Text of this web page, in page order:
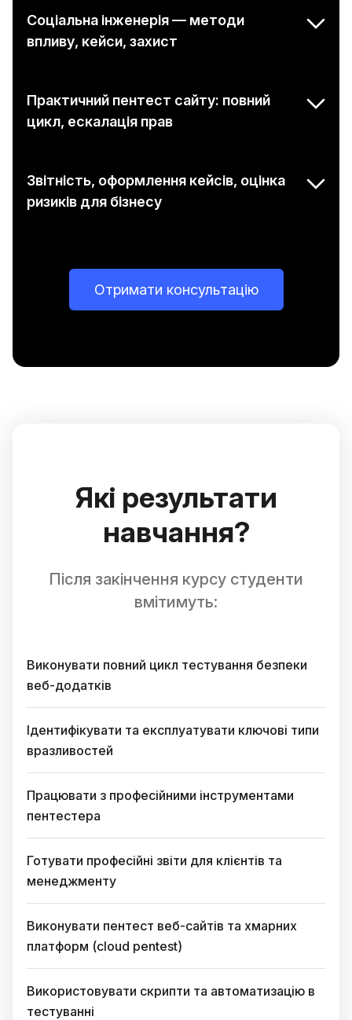
Соціальна інженерія — методи
впливу, кейси, захист
Практичний пентест сайту: повний
цикл, ескалація прав
Звітність, оформлення кейсів, оцінка
ризиків для бізнесу
Отримати консультацію
Які результати
навчання?
Після закінчення курсу студенти
вмітимуть:
Виконувати повний цикл тестування безпеки
веб-додатків
Ідентифікувати та експлуатувати ключові типи
вразливостей
Працювати з професійними інструментами
пентестера
Готувати професійні звіти для клієнтів та
менеджменту
Виконувати пентест веб-сайтів та хмарних
платформ (cloud pentest)
Використовувати скрипти та автоматизацію в
тестуванні